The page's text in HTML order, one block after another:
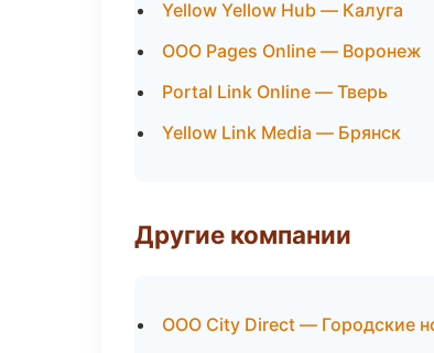
Yellow Yellow Hub — Калуга
ООО Pages Online — Воронеж
Portal Link Online — Тверь
Yellow Link Media — Брянск
Другие компании
ООО City Direct — Городские